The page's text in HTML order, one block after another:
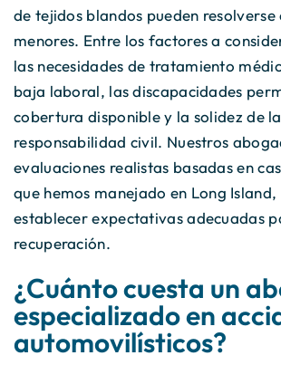
de tejidos blandos pueden resolverse
menores. Entre los factores a
las necesidades de tratamiento
baja laboral, las discapacidades
cobertura disponible y la solidez de la
responsabilidad civil. Nuestros
evaluaciones realistas basadas en
que hemos manejado en Long
establecer expectativas adecuadas
recuperación.
¿Cuánto cuesta un
especializado en
automovilísticos?